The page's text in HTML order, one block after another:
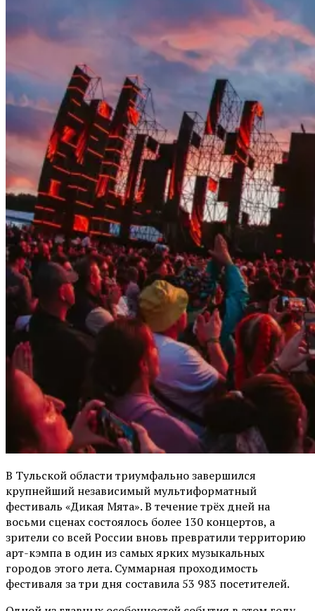
В Тульской области триумфально завершился
крупнейший независимый мультиформатный
фестиваль «Дикая Мята». В течение трёх дней на
восьми сценах состоялось более 130 концертов, а
зрители со всей России вновь превратили территорию
арт-кэмпа в один из самых ярких музыкальных
городов этого лета. Суммарная проходимость
фестиваля за три дня составила 53 983 посетителей.